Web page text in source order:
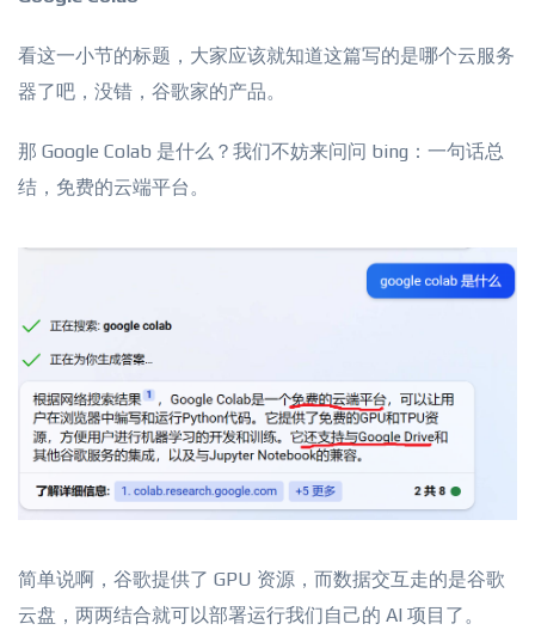
看这一小节的标题，大家应该就知道这篇写的是哪个云服务
器了吧，没错，谷歌家的产品。
那 Google Colab 是什么？我们不妨来问问 bing：一句话总
结，免费的云端平台。
简单说啊，谷歌提供了 GPU 资源，而数据交互走的是谷歌
云盘，两两结合就可以部署运行我们自己的 AI 项目了。